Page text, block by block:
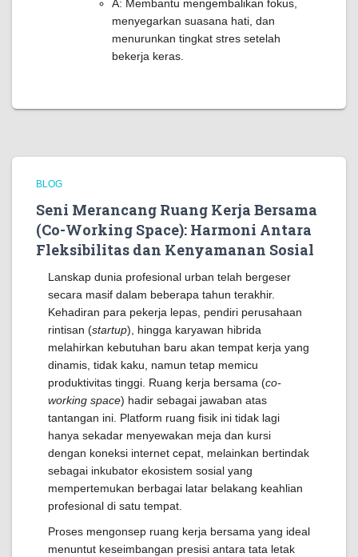
A: Membantu mengembalikan fokus,
menyegarkan suasana hati, dan
menurunkan tingkat stres setelah
bekerja keras.
BLOG
Seni Merancang Ruang Kerja Bersama
(Co-Working Space): Harmoni Antara
Fleksibilitas dan Kenyamanan Sosial
Lanskap dunia profesional urban telah bergeser
secara masif dalam beberapa tahun terakhir.
Kehadiran para pekerja lepas, pendiri perusahaan
rintisan (startup), hingga karyawan hibrida
melahirkan kebutuhan baru akan tempat kerja yang
dinamis, tidak kaku, namun tetap memicu
produktivitas tinggi. Ruang kerja bersama (co-
working space) hadir sebagai jawaban atas
tantangan ini. Platform ruang fisik ini tidak lagi
hanya sekadar menyewakan meja dan kursi
dengan koneksi internet cepat, melainkan bertindak
sebagai inkubator ekosistem sosial yang
mempertemukan berbagai latar belakang keahlian
profesional di satu tempat.
Proses mengonsep ruang kerja bersama yang ideal
menuntut keseimbangan presisi antara tata letak